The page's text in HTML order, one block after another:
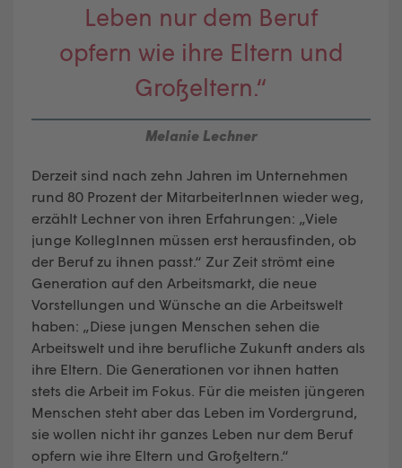
Leben nur dem Beruf
opfern wie ihre Eltern und
Großeltern.“
Melanie Lechner
Derzeit sind nach zehn Jahren im Unternehmen
rund 80 Prozent der MitarbeiterInnen wieder weg,
erzählt Lechner von ihren Erfahrungen: „Viele
junge KollegInnen müssen erst herausfinden, ob
der Beruf zu ihnen passt.“ Zur Zeit strömt eine
Generation auf den Arbeitsmarkt, die neue
Vorstellungen und Wünsche an die Arbeitswelt
haben: „Diese jungen Menschen sehen die
Arbeitswelt und ihre berufliche Zukunft anders als
ihre Eltern. Die Generationen vor ihnen hatten
stets die Arbeit im Fokus. Für die meisten jüngeren
Menschen steht aber das Leben im Vordergrund,
sie wollen nicht ihr ganzes Leben nur dem Beruf
opfern wie ihre Eltern und Großeltern.“